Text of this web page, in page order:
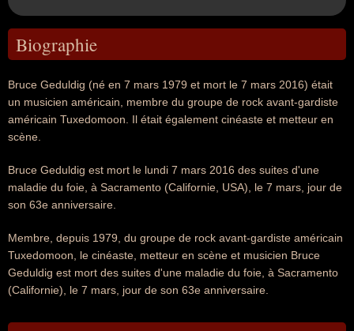
Biographie
Bruce Geduldig (né en 7 mars 1979 et mort le 7 mars 2016) était
un musicien américain, membre du groupe de rock avant-gardiste
américain Tuxedomoon. Il était également cinéaste et metteur en
scène.
Bruce Geduldig est mort le lundi 7 mars 2016 des suites d'une
maladie du foie, à Sacramento (Californie, USA), le 7 mars, jour de
son 63e anniversaire.
Membre, depuis 1979, du groupe de rock avant-gardiste américain
Tuxedomoon, le cinéaste, metteur en scène et musicien Bruce
Geduldig est mort des suites d'une maladie du foie, à Sacramento
(Californie), le 7 mars, jour de son 63e anniversaire.